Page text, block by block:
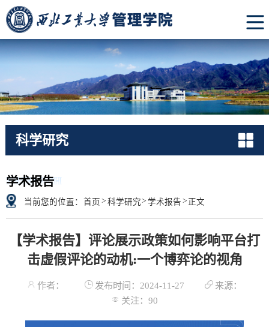
科学研究
学术报告
RESEARCH
当前您的位置： 首页 > 科学研究> 学术报告 > 正文
【学术报告】评论展示政策如何影响平台打
击虚假评论的动机:一个博弈论的视角
作者： 发布时间：2024-11-27
来源：
关注： 90